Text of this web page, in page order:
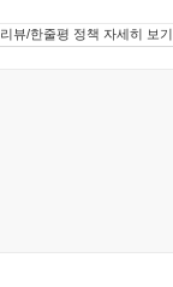
리뷰/한줄평 정책 자세히 보기